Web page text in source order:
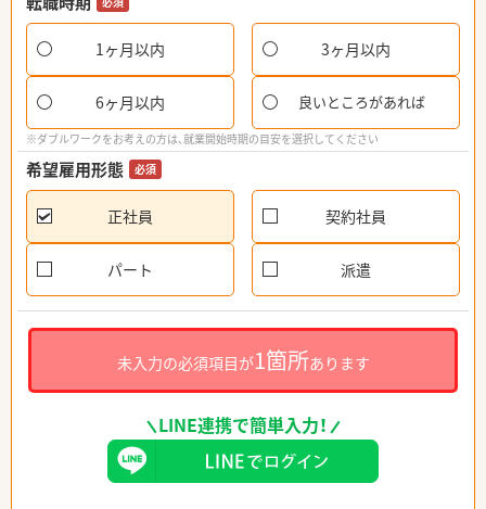
1ヶ月以内 3ヶ月以内
6ヶ月以内 良いところがあれば
※ダブルワークをお考えの方は、就業開始時期の目安を選択してください
希望雇用形態 必須
正社員 契約社員
パート 派遣
未入力の必須項目が1箇所あります
LINE連携で簡単入力！